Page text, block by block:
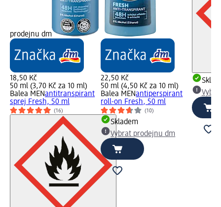
prodejnu dm
18,50 Kč
50 ml (3,70 Kč za 10 ml)
Balea MENantitranspirant
sprej Fresh, 50 ml
(16)
22,50 Kč
50 ml (4,50 Kč za 10 ml)
Balea MENantiperspirant
roll-on Fresh, 50 ml
(10)
Skladem
Vybrat prodejnu dm